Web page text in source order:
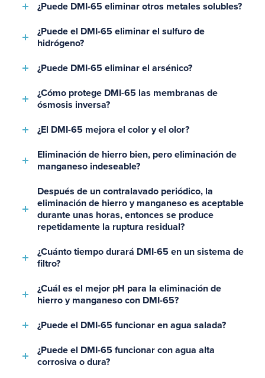
¿Puede DMI-65 eliminar otros metales solubles?
¿Puede el DMI-65 eliminar el sulfuro de
hidrógeno?
¿Puede DMI-65 eliminar el arsénico?
¿Cómo protege DMI-65 las membranas de
ósmosis inversa?
¿El DMI-65 mejora el color y el olor?
Eliminación de hierro bien, pero eliminación de
manganeso indeseable?
Después de un contralavado periódico, la
eliminación de hierro y manganeso es aceptable
durante unas horas, entonces se produce
repetidamente la ruptura residual?
¿Cuánto tiempo durará DMI-65 en un sistema de
filtro?
¿Cuál es el mejor pH para la eliminación de
hierro y manganeso con DMI-65?
¿Puede el DMI-65 funcionar en agua salada?
¿Puede el DMI-65 funcionar con agua alta
corrosiva o dura?